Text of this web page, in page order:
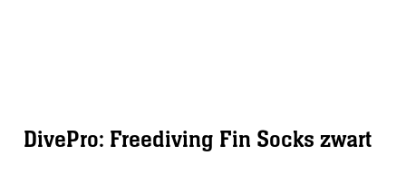
DivePro: Freediving Fin Socks zwart